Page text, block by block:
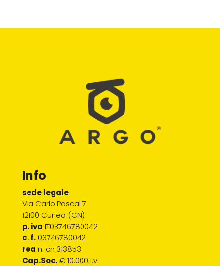
Info
sede legale
Via Carlo Pascal 7
12100 Cuneo (CN)
p. iva IT03746780042
c. f.03746780042
rea n. cn 313853
Cap.Soc.€ 10.000 i.v.